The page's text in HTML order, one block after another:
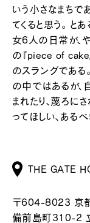
いう小さなまちで
てくると思う。
女6人の日常が、
の『piece of cake
のスラングである
の中ではあるが、
まれたり、蔑ろに
ってほしい、ある
THE GATE
〒604-8023 京
備前島町310-2